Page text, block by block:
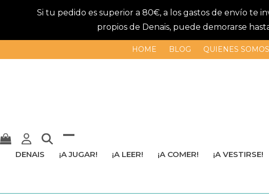
Si tu pedido es superior a 80€, a los gastos de envío te
propios de Denais, puede demorarse
HOME BLOG QUIENES SOMOS
Mostrar
Cerrar
DENAIS ¡A JUGAR! ¡A LEER! ¡A COMER! ¡A VESTIRSE!